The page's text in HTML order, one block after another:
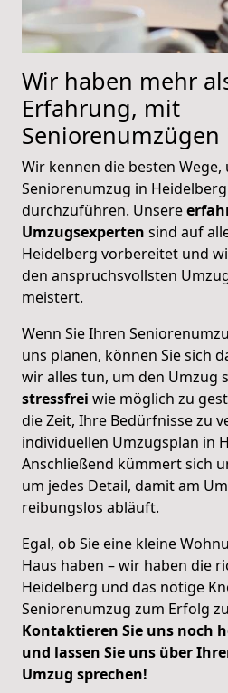
Wir haben mehr
Erfahrung, mit
Wir kennen die besten Wege,
Seniorenumzug in
durchzuführen. Unsere
Umzugsexperten sind auf
Heidelberg vorbereitet und
den anspruchsvollsten
meistert.
Wenn Sie Ihren
uns planen, können Sie sich
wir alles tun, um den Umzug
stressfrei wie möglich zu
die Zeit, Ihre Bedürfnisse zu
individuellen Umzugsplan in
Anschließend kümmert sich
um jedes Detail, damit am
reibungslos abläuft.
Egal, ob Sie eine kleine
Haus haben – wir haben die
Heidelberg und das nötige
Seniorenumzug zum Erfolg
Kontaktieren Sie uns noch
und lassen Sie uns über
Umzug sprechen!